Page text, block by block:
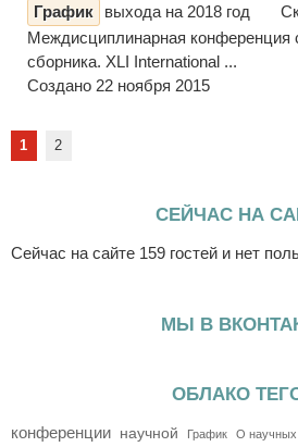
График
выхода на 2018 год
Междисциплинарная конференция
сборника. XLI International ...
Создано 22 ноября 2015
1 2
СЕЙЧАС НА
Сейчас на сайте 159 гостей и нет
МЫ В
ОБЛАКО
конференции научной График О научных